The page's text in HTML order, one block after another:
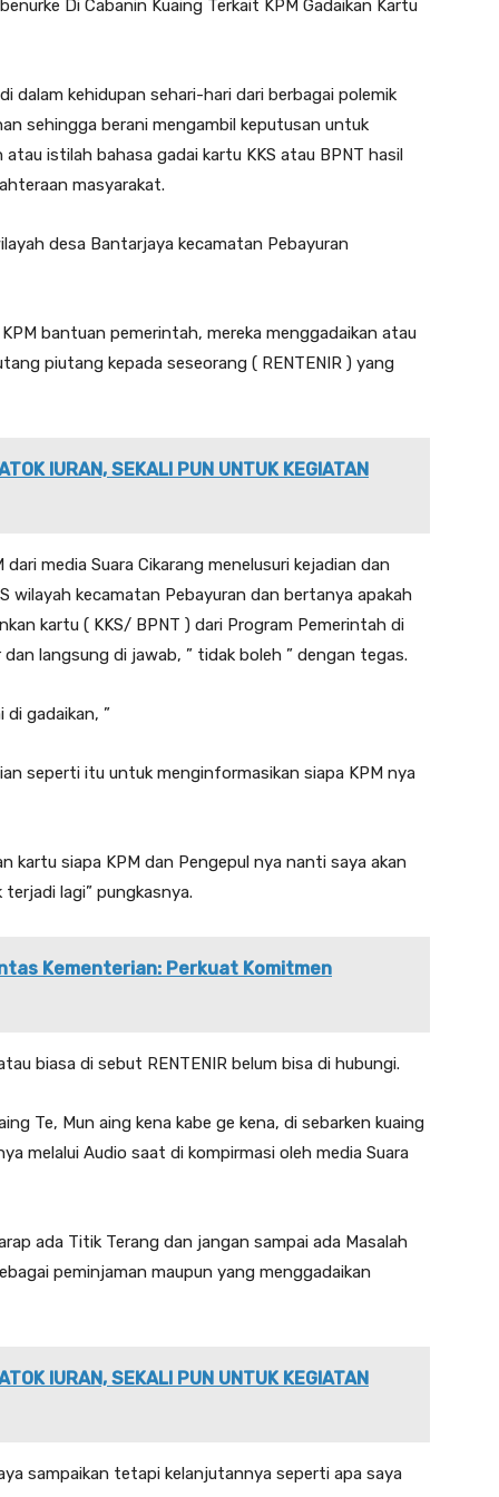
Di Cabanin Kuaing Terkait KPM Gadaikan Kartu
dalam kehidupan sehari-hari dari berbagai polemik
sehingga berani mengambil keputusan untuk
istilah bahasa gadai kartu KKS atau BPNT hasil
masyarakat.
desa Bantarjaya kecamatan Pebayuran
bantuan pemerintah, mereka menggadaikan atau
piutang kepada seseorang ( RENTENIR ) yang
IURAN, SEKALI PUN UNTUK KEGIATAN
media Suara Cikarang menelusuri kejadian dan
wilayah kecamatan Pebayuran dan bertanya apakah
kartu ( KKS/ BPNT ) dari Program Pemerintah di
langsung di jawab, ” tidak boleh ” dengan tegas.
di gadaikan, ”
seperti itu untuk menginformasikan siapa KPM nya
kartu siapa KPM dan Pengepul nya nanti saya akan
lagi” pungkasnya.
Kementerian: Perkuat Komitmen
biasa di sebut RENTENIR belum bisa di hubungi.
Te, Mun aing kena kabe ge kena, di sebarken kuaing
melalui Audio saat di kompirmasi oleh media Suara
ada Titik Terang dan jangan sampai ada Masalah
peminjaman maupun yang menggadaikan
IURAN, SEKALI PUN UNTUK KEGIATAN
sampaikan tetapi kelanjutannya seperti apa saya